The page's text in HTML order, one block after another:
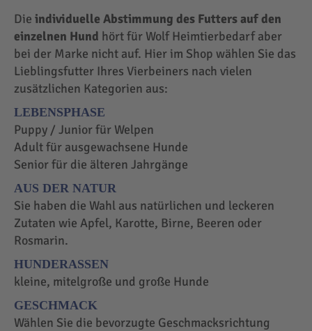
Die individuelle Abstimmung des Futters auf den
einzelnen Hund hört für Wolf Heimtierbedarf aber
bei der Marke nicht auf. Hier im Shop wählen Sie das
Lieblingsfutter Ihres Vierbeiners nach vielen
zusätzlichen Kategorien aus:
LEBENSPHASE
Puppy / Junior für Welpen
Adult für ausgewachsene Hunde
Senior für die älteren Jahrgänge
AUS DER NATUR
Sie haben die Wahl aus natürlichen und leckeren
Zutaten wie Apfel, Karotte, Birne, Beeren oder
Rosmarin.
HUNDERASSEN
kleine, mitelgroße und große Hunde
GESCHMACK
Wählen Sie die bevorzugte Geschmacksrichtung